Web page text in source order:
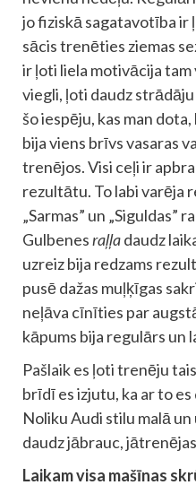
jo fiziskā sagatavotība ir
sācis trenēties ziemas
ir ļoti liela motivācija tam
viegli, ļoti daudz
šo iespēju, kas man
bija viens brīvs vasaras
trenējos. Visi ceļi ir
rezultātu. To labi varēja
„Sarmas” un „Siguldas”
Gulbenesraļļadaudz
uzreiz bija redzams
pusē dažas muļķīgas
neļāva cīnīties par
kāpums bija regulārs un
Pašlaik es ļoti trenēju
brīdī es izjutu, ka ar to es
Noliku Audi stilu malā
daudz jābrauc,
Laikam visa mašīnas